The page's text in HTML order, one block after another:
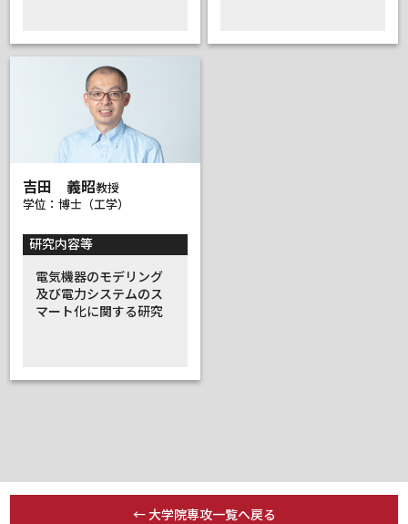
吉田 義昭教授
学位：博士（工学）
研究内容等
電気機器のモデリング
及び電力システムのス
マート化に関する研究
← 大学院専攻一覧へ戻る